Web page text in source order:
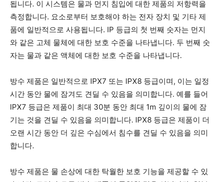
됩니다. 이 시스템은 물과 먼지 침입에 대한 제품의 저항력을
측정합니다. 요소로부터 보호해야 하는 전자 장치 및 기타 제
품에 일반적으로 사용됩니다. IP 등급의 첫 번째 숫자는 먼지
와 같은 고체 물체에 대한 보호 수준을 나타냅니다. 두 번째 숫
자는 물과 같은 액체에 대한 보호 수준을 나타냅니다.
방수 제품은 일반적으로 IPX7 또는 IPX8 등급이며, 이는 일정
시간 동안 물에 잠겨도 견딜 수 있음을 의미합니다. 예를 들어
IPX7 등급은 제품이 최대 30분 동안 최대 1m 깊이의 물에 잠
기는 것을 견딜 수 있음을 의미합니다. IPX8 등급은 제품이 더
오랜 시간 동안 더 깊은 수심에서 침수를 견딜 수 있음을 의미
합니다.
방수 제품은 물 손상에 대한 탁월한 보호 기능을 제공할 수 있